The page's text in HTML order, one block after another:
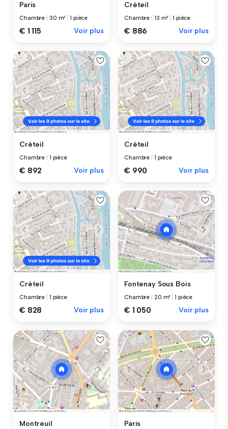
Paris
Chambre 30 m² |1 pièce
€ 1 115 Voir plus
Créteil
Chambre 13 m² |1 pièce
€ 886 Voir plus
Créteil
Chambre 1 pièce
€ 892 Voir plus
Créteil
Chambre 1 pièce
€ 990 Voir plus
Créteil
Chambre 1 pièce
€ 828 Voir plus
Fontenay Sous Bois
Chambre 20 m² |1 pièce
€ 1 050 Voir plus
Montreuil Paris